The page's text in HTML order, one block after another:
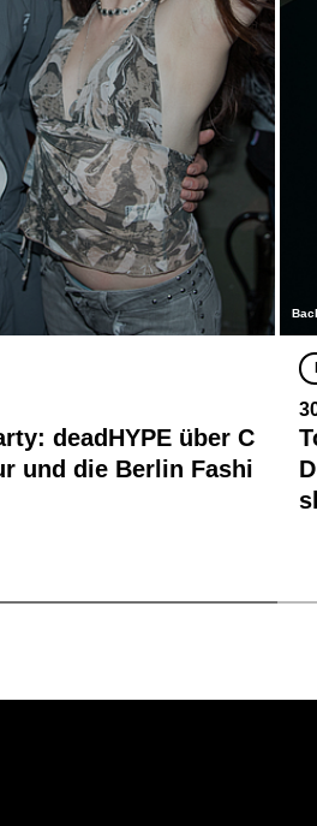
deadHYPE über C
und die Berlin Fashi